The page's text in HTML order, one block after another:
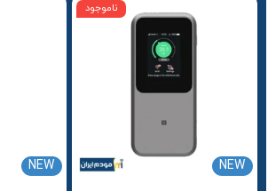
ناموجود
NEW
NEW